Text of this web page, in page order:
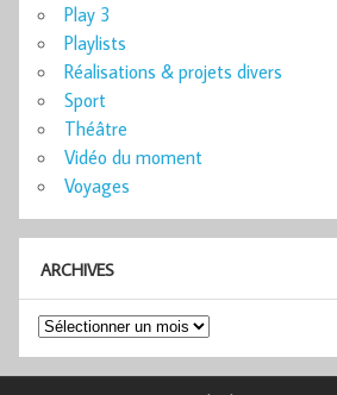
Play 3
Playlists
Réalisations & projets divers
Sport
Théâtre
Vidéo du moment
Voyages
ARCHIVES
Archives